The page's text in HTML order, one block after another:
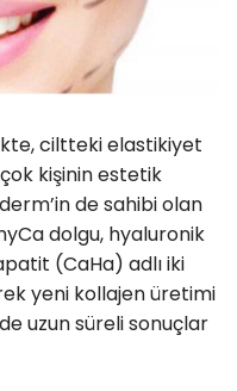
ciltteki elastikiyet
kişinin estetik
de sahibi olan
dolgu, hyaluronik
(CaHa) adlı iki
yeni kollajen üretimi
uzun süreli sonuçlar